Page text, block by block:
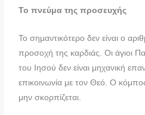
Το πνεύμα της προσευχής
Το σημαντικότερο δεν είναι ο
προσοχή της καρδιάς. Οι άγιοι
του Ιησού δεν είναι μηχανική
επικοινωνία με τον Θεό. Ο
μην σκορπίζεται.